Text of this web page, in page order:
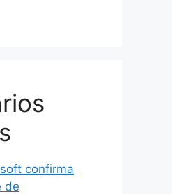
confirma
de